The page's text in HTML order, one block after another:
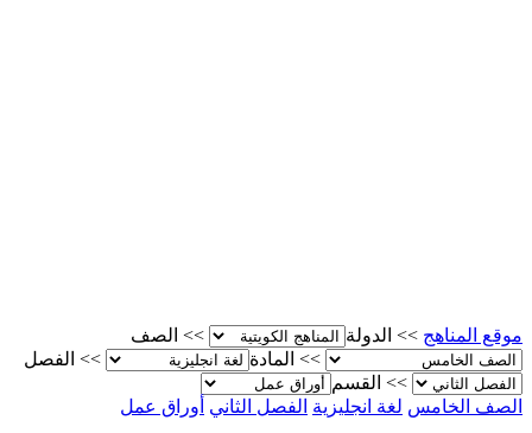
موقع المناهج >> الدولة >>
الصف
>>
المادة >>
الفصل
>>
القسم
الصف الخامس لغة انجليزية الفصل الثاني أوراق عمل